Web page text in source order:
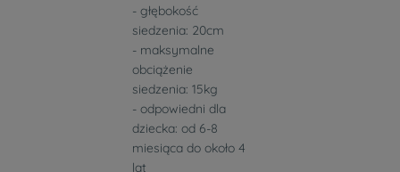
- głębokość
siedzenia: 20cm
- maksymalne
obciążenie
siedzenia: 15kg
- odpowiedni dla
dziecka: od 6-8
miesiąca do około 4
lat